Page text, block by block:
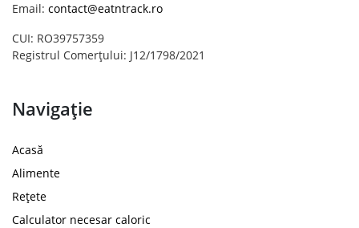
Email: contact@eatntrack.ro
CUI: RO39757359
Registrul Comerțului: J12/1798/2021
Navigație
Acasă
Alimente
Rețete
Calculator necesar caloric